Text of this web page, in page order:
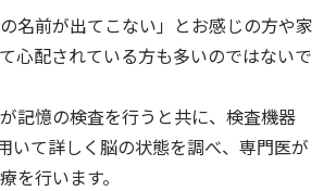
名前が出てこない」とお感じの方や家
心配されている方も多いのではないで
記憶の検査を行うと共に、検査機器
いて詳しく脳の状態を調べ、専門医が
を行います。